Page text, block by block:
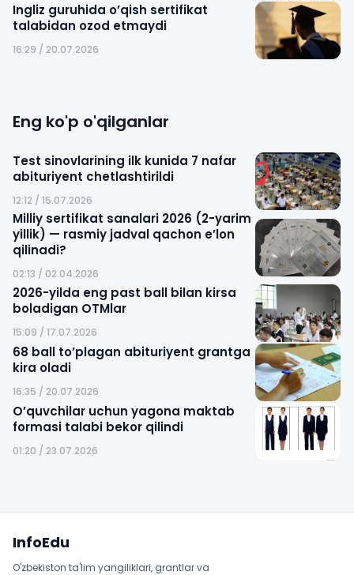
Ingliz guruhida o’qish sertifikat
talabidan ozod etmaydi
16:29 / 20.07.2026
Eng ko'p o'qilganlar
Test sinovlarining ilk kunida 7 nafar
abituriyent chetlashtirildi
12:12 / 15.07.2026
Milliy sertifikat sanalari 2026 (2-yarim
yillik) — rasmiy jadval qachon e’lon
qilinadi?
02:13 / 02.04.2026
2026-yilda eng past ball bilan kirsa
boladigan OTMlar
15:09 / 17.07.2026
68 ball to’plagan abituriyent grantga
kira oladi
16:35 / 20.07.2026
O’quvchilar uchun yagona maktab
formasi talabi bekor qilindi
01:20 / 23.07.2026
InfoEdu
O'zbekiston ta'lim yangiliklari, grantlar va